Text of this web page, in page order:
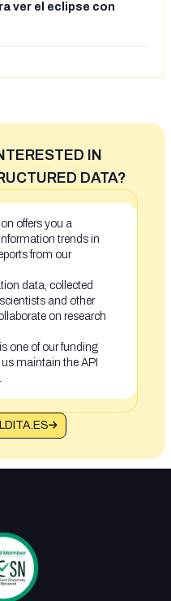
ver el eclipse con
IN
DATA?
offers you a
trends in
from our
data, collected
and other
on research
one of our funding
maintain the API